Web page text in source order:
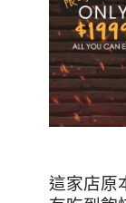
這家店原